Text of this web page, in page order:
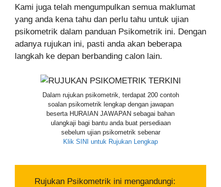
Kami juga telah mengumpulkan semua maklumat
yang anda kena tahu dan perlu tahu untuk ujian
psikometrik dalam panduan Psikometrik ini. Dengan
adanya rujukan ini, pasti anda akan beberapa
langkah ke depan berbanding calon lain.
Dalam rujukan psikometrik, terdapat 200 contoh
soalan psikometrik lengkap dengan jawapan
beserta HURAIAN JAWAPAN sebagai bahan
ulangkaji bagi bantu anda buat persediaan
sebelum ujian psikometrik sebenar
Klik SINI untuk Rujukan Lengkap
Rujukan Psikometrik ini mengandungi: